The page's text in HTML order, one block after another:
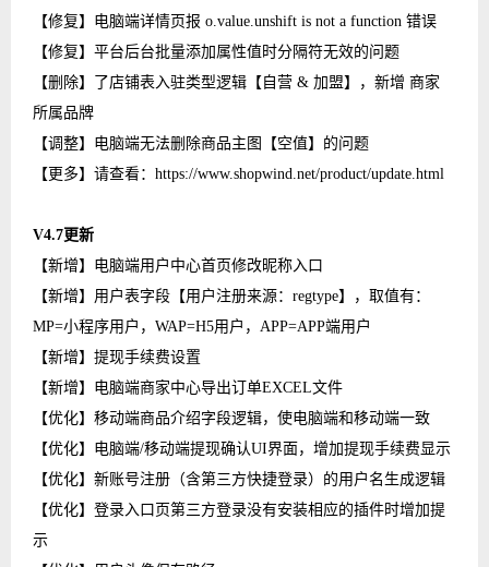
【修复】电脑端详情页报 o.value.unshift is not a function 错误
【修复】平台后台批量添加属性值时分隔符无效的问题
【删除】了店铺表入驻类型逻辑【自营 & 加盟】，新增 商家
所属品牌
【调整】电脑端无法删除商品主图【空值】的问题
【更多】请查看：https://www.shopwind.net/product/update.html
V4.7更新
【新增】电脑端用户中心首页修改昵称入口
【新增】用户表字段【用户注册来源：regtype】，取值有：
MP=小程序用户，WAP=H5用户，APP=APP端用户
【新增】提现手续费设置
【新增】电脑端商家中心导出订单EXCEL文件
【优化】移动端商品介绍字段逻辑，使电脑端和移动端一致
【优化】电脑端/移动端提现确认UI界面，增加提现手续费显示
【优化】新账号注册（含第三方快捷登录）的用户名生成逻辑
【优化】登录入口页第三方登录没有安装相应的插件时增加提
示